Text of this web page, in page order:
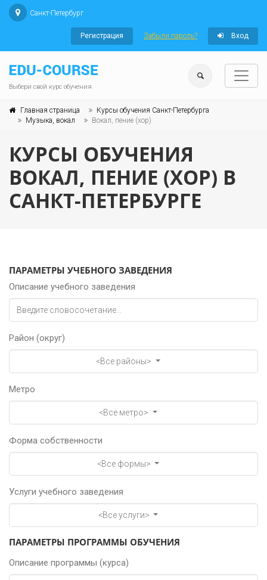
Санкт-Петербург
Регистрация Забыли пароль? Вход
Выбери свой курс обучения
Главная страница
Курсы обучения Санкт-Петербурга
Музыка, вокал
Вокал, пение (хор)
КУРСЫ ОБУЧЕНИЯ
ВОКАЛ, ПЕНИЕ (ХОР) В
САНКТ-ПЕТЕРБУРГЕ
ПАРАМЕТРЫ УЧЕБНОГО ЗАВЕДЕНИЯ
Описание учебного заведения
Район (округ)
<Все районы>
Метро
<Все метро>
Форма собственности
<Все формы>
Услуги учебного заведения
<Все услуги>
ПАРАМЕТРЫ ПРОГРАММЫ ОБУЧЕНИЯ
Описание программы (курса)